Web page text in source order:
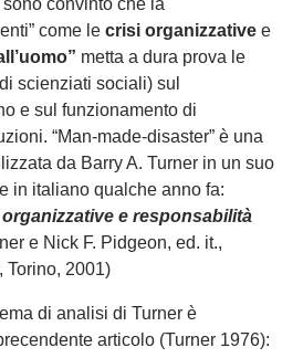
come le crisi organizzativee
metta a dura prova le
scienziati sociali) sul
e sul funzionamento di
“Man-made-disaster” è una
da Barry A. Turner in un suo
in italiano qualche anno fa:
e responsabilità
e Nick F. Pidgeon, ed. it.,
Torino, 2001)
di analisi di Turner è
articolo (Turner 1976):